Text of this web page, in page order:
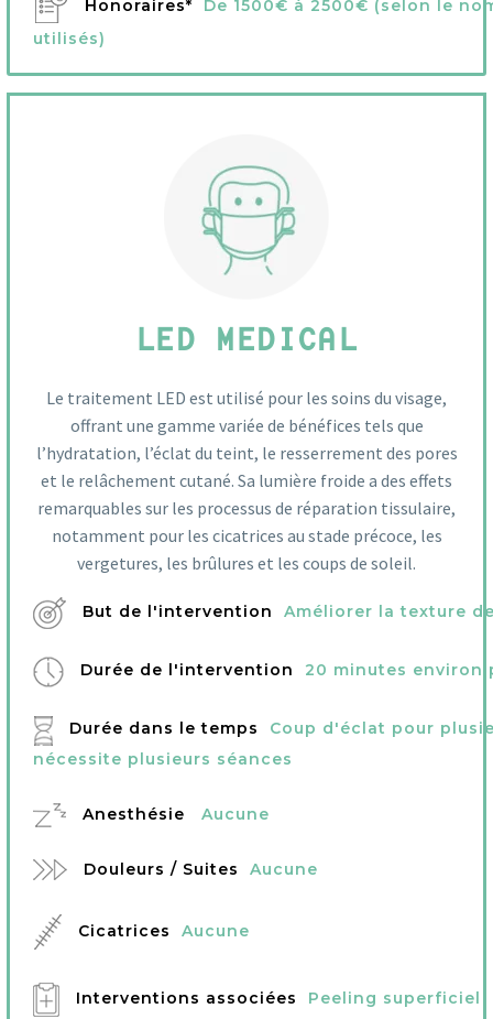
Honoraires*
De 1500€ à 2500€ (selon le
utilisés)
LED MEDICAL
Le traitement LED est utilisé pour les soins du visage,
offrant une gamme variée de bénéfices tels que
l’hydratation, l’éclat du teint, le resserrement des pores
et le relâchement cutané. Sa lumière froide a des effets
remarquables sur les processus de réparation tissulaire,
notamment pour les cicatrices au stade précoce, les
vergetures, les brûlures et les coups de soleil.
But de l'intervention Améliorer la texture
Durée de l'intervention 20 minutes environ
Durée dans le temps
Coup d'éclat pour
nécessite plusieurs séances
Anesthésie Aucune
Douleurs / Suites Aucune
Cicatrices Aucune
Interventions associées Peeling superficiel